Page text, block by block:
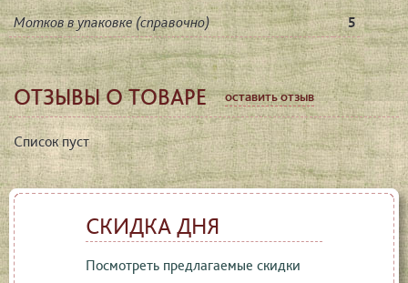
Мотков в упаковке (справочно) 5
ОТЗЫВЫ О ТОВАРЕ оставить отзыв
Список пуст
СКИДКА ДНЯ
Посмотреть предлагаемые скидки